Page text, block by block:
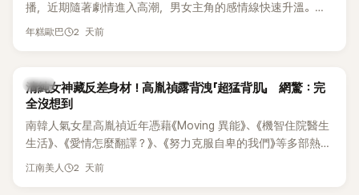
播，近期隨著劇情進入高潮，男女主角的感情線快速升溫。最
新播出的第8集不僅上演火辣吻戲，更接連出現床戲橋段，讓
年糕歐巴 2 天前
韓星
清純女神藏反差身材！高胤禎露背洩「超猛背肌」 網驚：完
全沒想到
南韓人氣女星高胤禎近年憑藉《Moving 異能》、《機智住院醫生
生活》、《愛情怎麼翻譯？》、《努力克服自卑的我們》等多部熱門
作品，躍升為韓劇新一代女神代表，不僅演技備受肯定，精緻
江南美人 2 天前